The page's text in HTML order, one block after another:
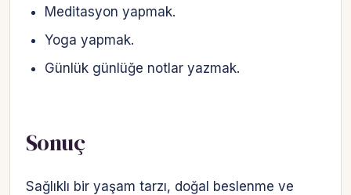
Meditasyon yapmak.
Yoga yapmak.
Günlük günlüğe notlar yazmak.
Sonuç
Sağlıklı bir yaşam tarzı, doğal beslenme ve